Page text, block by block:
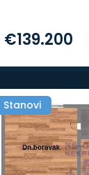
€139.200
Stanovi